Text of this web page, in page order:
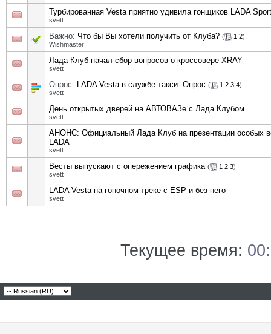
Турбированная Vesta приятно удивила гонщиков LADA Sport
svett
Важно: Что бы Вы хотели получить от Клуба? ( 1 2)
Wishmaster
Лада Клуб начал сбор вопросов о кроссовере XRAY
svett
Опрос: LADA Vesta в службе такси. Опрос ( 1 2 3 4)
svett
День открытых дверей на АВТОВАЗе с Лада Клубом
svett
АНОНС: Официальный Лада Клуб на презентации особых
LADA
svett
Весты выпускают с опережением графика ( 1 2 3)
svett
LADA Vesta на гоночном треке с ESP и без него
svett
Текущее время: